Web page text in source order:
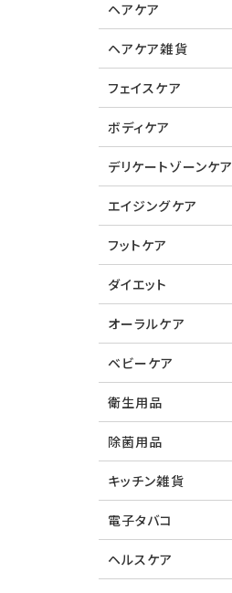
ヘアケア
ヘアケア雑貨
フェイスケア
ボディケア
デリケートゾーンケア
エイジングケア
フットケア
ダイエット
オーラルケア
ベビーケア
衛生用品
除菌用品
キッチン雑貨
電子タバコ
ヘルスケア